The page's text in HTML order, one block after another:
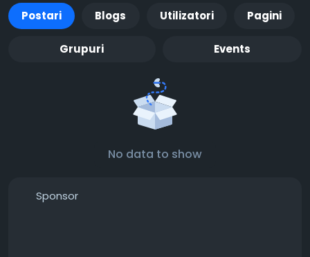
Postari Blogs Utilizatori Pagini
Grupuri Events
No data to show
Sponsor